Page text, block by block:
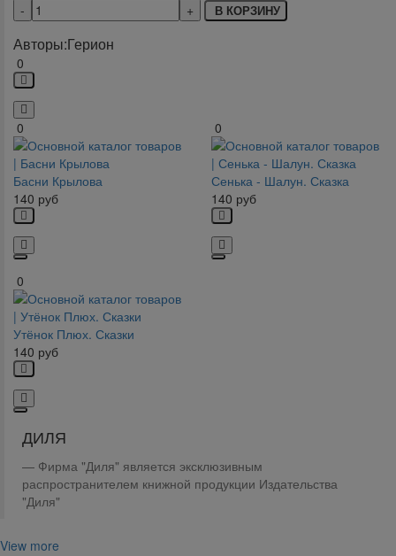
В КОРЗИНУ
Авторы:Герион
0
0
Басни Крылова
140 руб
0
Сенька - Шалун. Сказка
140 руб
0
Утёнок Плюх. Сказки
140 руб
ДИЛЯ
Фирма "Диля" является эксклюзивным
распространителем книжной продукции Издательства
"Диля"
View more